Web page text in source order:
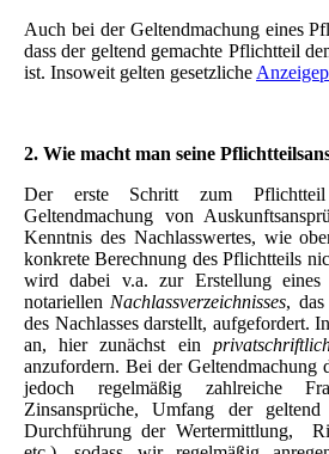
Auch bei der Geltendmachung eines
dass der geltend gemachte Pflichtteil
ist. Insoweit gelten gesetzliche
2. Wie macht man seine
Der erste Schritt zum
Geltendmachung von
Kenntnis des Nachlasswertes, wie
konkrete Berechnung des Pflichtteils
wird dabei v.a. zur Erstellung eines
notariellen Nachlassverzeichnisses,
des Nachlasses darstellt, aufgefordert.
an, hier zunächst ein
anzufordern. Bei der Geltendmachung
jedoch regelmäßig zahlreiche
Zinsansprüche, Umfang der geltend
Durchführung der Wertermittlung,